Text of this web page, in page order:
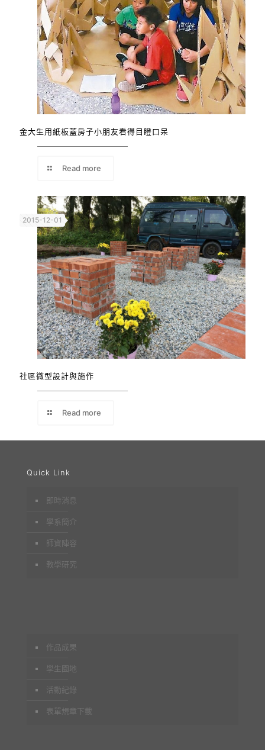
金大生用紙板蓋房子小朋友看得目瞪口呆
Read more
2015-12-01
社區微型設計與施作
Read more
Quick Link
即時消息
學系簡介
師資陣容
教學研究
作品成果
學生園地
活動紀錄
表單規章下載